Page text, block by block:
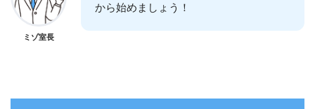
ミゾ室長
から始めましょう！